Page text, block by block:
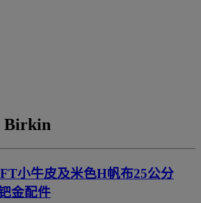
Birkin
小牛皮及米色H帆布25公分
金配件